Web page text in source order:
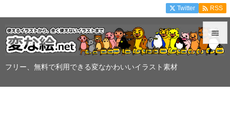
フリー、無料で利用できる変なかわいいイラスト素材


Twitter  RSS